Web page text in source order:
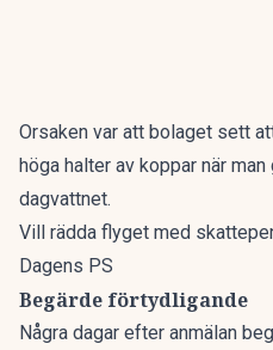
Orsaken var att bolaget sett
höga halter av koppar när
dagvattnet.
Vill rädda flyget med
Dagens PS
Begärde förtydligande
Några dagar efter anmälan